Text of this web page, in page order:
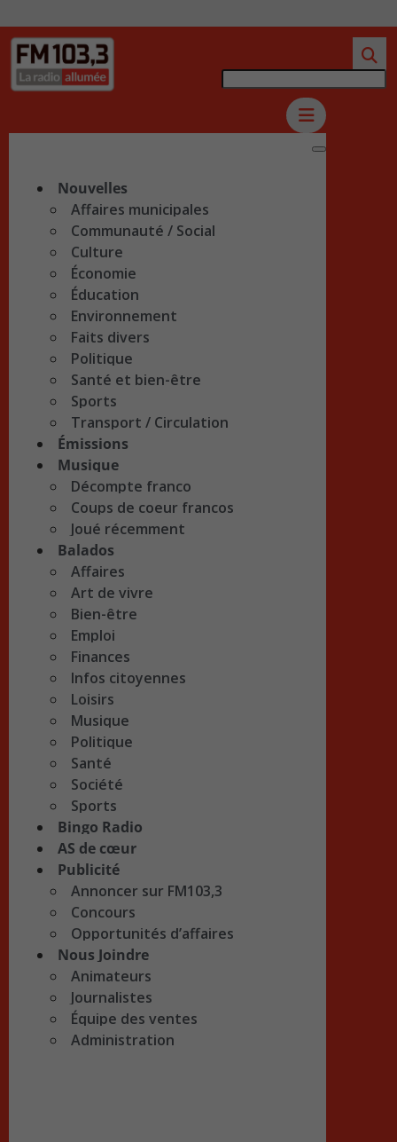
Nouvelles
Affaires municipales
Communauté / Social
Culture
Économie
Éducation
Environnement
Faits divers
Politique
Santé et bien-être
Sports
Transport / Circulation
Émissions
Musique
Décompte franco
Coups de coeur francos
Joué récemment
Balados
Affaires
Art de vivre
Bien-être
Emploi
Finances
Infos citoyennes
Loisirs
Musique
Politique
Santé
Société
Sports
Bingo Radio
AS de cœur
Publicité
Annoncer sur FM103,3
Concours
Opportunités d’affaires
Nous Joindre
Animateurs
Journalistes
Équipe des ventes
Administration